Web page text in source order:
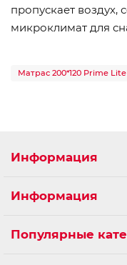
пропускает воздух,
микроклимат для
Матрас 200*120 Prime Lite
Информация
Информация
Популярные